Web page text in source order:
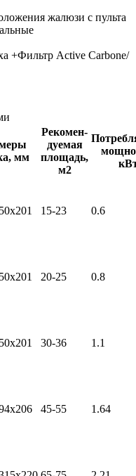
жалюзи с пульта
+Фильтр Active Carbone/
мм
Рекомен-
дуемая
площадь,
м2
15-23 0.6
20-25 0.8
30-36 1.1
45-55 1.64